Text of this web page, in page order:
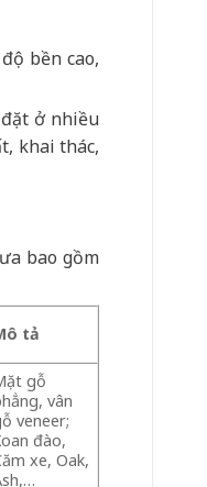
bền cao,
ở nhiều
khai thác,
bao gồm
tả
gỗ
vân
veneer;
đào,
xe, Oak,